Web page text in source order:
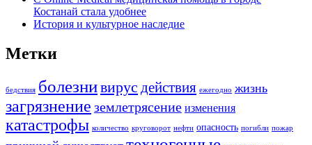
Костанай стала удобнее
История и культурное наследие
Метки
бедствия болезнивирус действия ежегодно жизнь
загрязнение землетрясение изменения
катастрофы количество круговорот нефти опасность погибли пожар